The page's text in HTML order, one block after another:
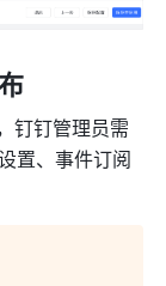
钉钉管理员需
置、事件订阅